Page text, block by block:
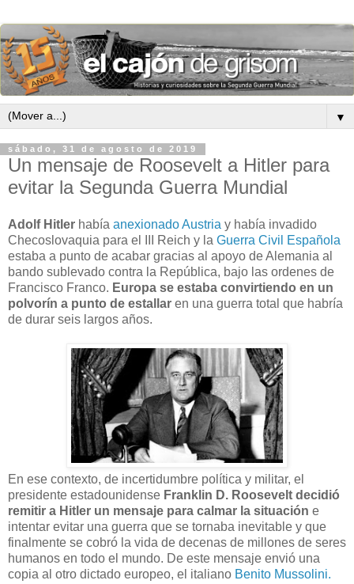
▼
sábado, 31 de agosto de 2019
Un mensaje de Roosevelt a Hitler para
evitar la Segunda Guerra Mundial
Adolf Hitler había anexionado Austria y había invadido
Checoslovaquia para el III Reich y la Guerra Civil Española
estaba a punto de acabar gracias al apoyo de Alemania al
bando sublevado contra la República, bajo las ordenes de
Francisco Franco. Europa se estaba convirtiendo en un
polvorín a punto de estallar en una guerra total que habría
de durar seis largos años.
En ese contexto, de incertidumbre política y militar, el
presidente estadounidense Franklin D. Roosevelt decidió
remitir a Hitler un mensaje para calmar la situación e
intentar evitar una guerra que se tornaba inevitable y que
finalmente se cobró la vida de decenas de millones de seres
humanos en todo el mundo. De este mensaje envió una
copia al otro dictado europeo, el italiano Benito Mussolini.